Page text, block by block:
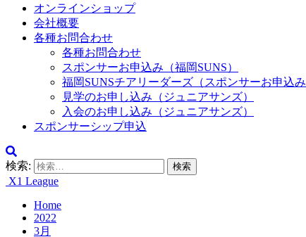
オンラインショップ
会社概要
各種お問合わせ
各種お問合わせ
スポンサーお申込み（福岡SUNS）
福岡SUNSチアリーダーズ（スポンサーお申込み
見学のお申し込み（ジュニアサンズ）
入会のお申し込み（ジュニアサンズ）
スポンサーシップ申込
検索:
X1 League
Home
2022
3月